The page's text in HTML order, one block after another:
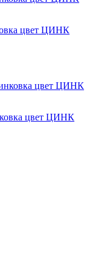
цвет ЦИНК
цвет ЦИНК